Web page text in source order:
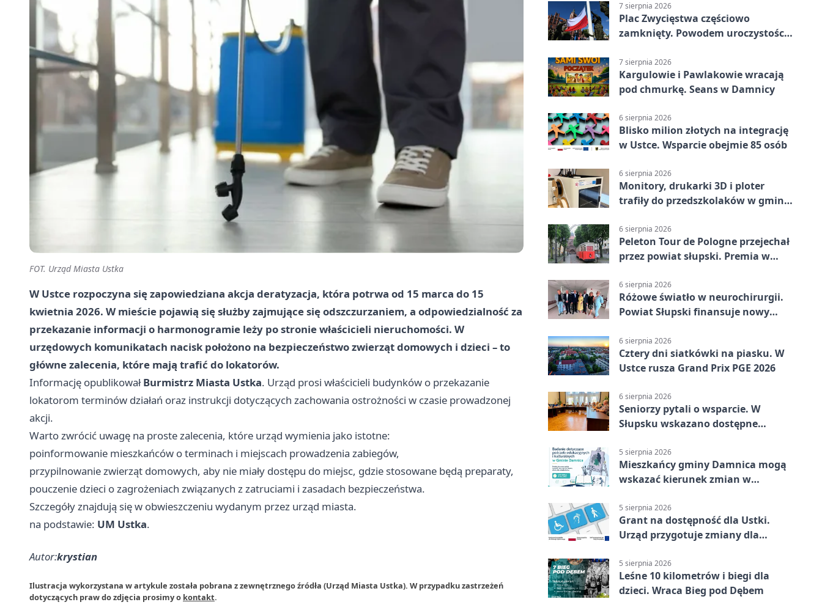
FOT. Urząd Miasta Ustka
W Ustce rozpoczyna się zapowiedziana akcja deratyzacja, która potrwa od 15 marca do 15
kwietnia 2026. W mieście pojawią się służby zajmujące się odszczurzaniem, a odpowiedzialność za
przekazanie informacji o harmonogramie leży po stronie właścicieli nieruchomości. W
urzędowych komunikatach nacisk położono na bezpieczeństwo zwierząt domowych i dzieci – to
główne zalecenia, które mają trafić do lokatorów.
Informację opublikowałBurmistrz Miasta Ustka. Urząd prosi właścicieli budynków o przekazanie
lokatorom terminów działań oraz instrukcji dotyczących zachowania ostrożności w czasie prowadzonej
akcji.
Warto zwrócić uwagę na proste zalecenia, które urząd wymienia jako istotne:
poinformowanie mieszkańców o terminach i miejscach prowadzenia zabiegów,
przypilnowanie zwierząt domowych, aby nie miały dostępu do miejsc, gdzie stosowane będą preparaty,
pouczenie dzieci o zagrożeniach związanych z zatruciami i zasadach bezpieczeństwa.
Szczegóły znajdują się w obwieszczeniu wydanym przez urząd miasta.
na podstawie: UM Ustka.
Autor:krystian
Ilustracja wykorzystana w artykule została pobrana z zewnętrznego źródła (Urząd Miasta Ustka). W przypadku zastrzeżeń
dotyczących praw do zdjęcia prosimy o kontakt.
7 sierpnia 2026
Plac Zwycięstwa częściowo
zamknięty. Powodem uroczystości
7 sierpnia 2026
Kargulowie i Pawlakowie wracają
pod chmurkę. Seans w Damnicy
6 sierpnia 2026
Blisko milion złotych na integrację
w Ustce. Wsparcie obejmie 85 osób
6 sierpnia 2026
Monitory, drukarki 3D i ploter
trafiły do przedszkolaków w gminie
6 sierpnia 2026
Peleton Tour de Pologne przejechał
przez powiat słupski. Premia w
6 sierpnia 2026
Różowe światło w neurochirurgii.
Powiat Słupski finansuje nowy
6 sierpnia 2026
Cztery dni siatkówki na piasku. W
Ustce rusza Grand Prix PGE 2026
6 sierpnia 2026
Seniorzy pytali o wsparcie. W
Słupsku wskazano dostępne
5 sierpnia 2026
Mieszkańcy gminy Damnica mogą
wskazać kierunek zmian w
5 sierpnia 2026
Grant na dostępność dla Ustki.
Urząd przygotuje zmiany dla
5 sierpnia 2026
Leśne 10 kilometrów i biegi dla
dzieci. Wraca Bieg pod Dębem